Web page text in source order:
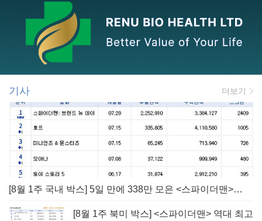
기사 더보기
[8월 1주 국내 박스] 5일 만에 338만 모은 <스파이더맨> 극장가 235% 대반등, <호프>는 400만 돌파
[8월 1주 북미 박스] <스파이더맨> 역대 최고